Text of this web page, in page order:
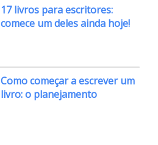
17 livros para escritores:
comece um deles ainda hoje!
Como começar a escrever um
livro: o planejamento